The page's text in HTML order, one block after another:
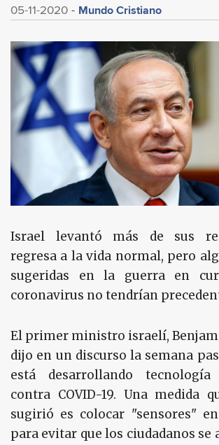
05-11-2020 Mundo Cristiano
Israel levantó más de sus
regresa a la vida normal, pero
sugeridas en la guerra en
coronavirus no tendrían
El primer ministro israelí,
dijo en un discurso la semana
está desarrollando
contra COVID-19. Una medida
sugirió es colocar "sensores"
para evitar que los ciudadanos se